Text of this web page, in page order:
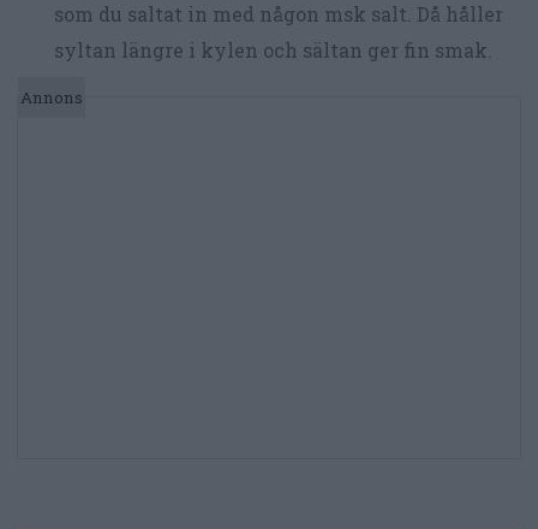
som du saltat in med någon msk salt. Då håller
syltan längre i kylen och sältan ger fin smak.